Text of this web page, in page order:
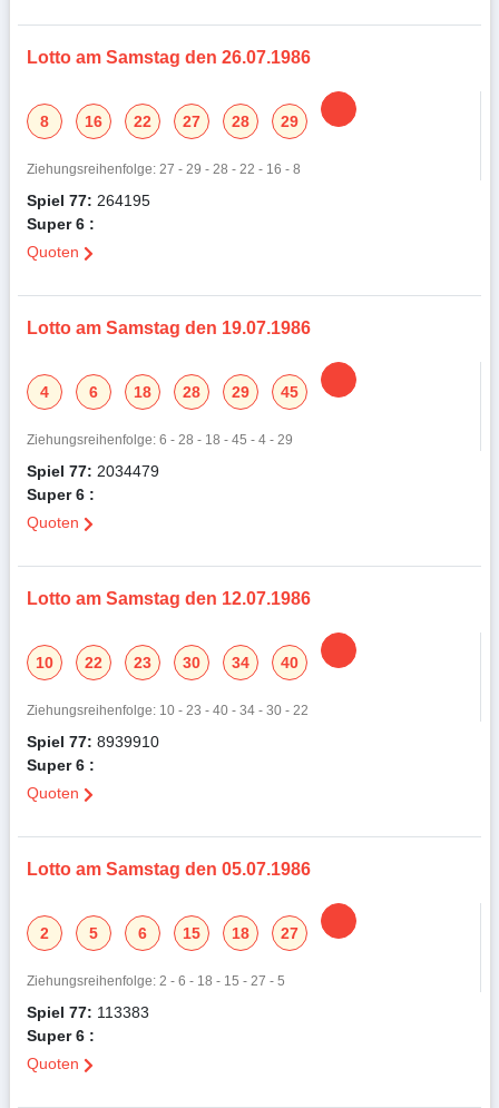
Lotto am Samstag den 26.07.1986
8 16 22 27 28 29
Ziehungsreihenfolge: 27 - 29 - 28 - 22 - 16 - 8
Spiel 77: 264195
Super 6 :
Quoten
Lotto am Samstag den 19.07.1986
4 6 18 28 29 45
Ziehungsreihenfolge: 6 - 28 - 18 - 45 - 4 - 29
Spiel 77: 2034479
Super 6 :
Quoten
Lotto am Samstag den 12.07.1986
10 22 23 30 34 40
Ziehungsreihenfolge: 10 - 23 - 40 - 34 - 30 - 22
Spiel 77: 8939910
Super 6 :
Quoten
Lotto am Samstag den 05.07.1986
2 5 6 15 18 27
Ziehungsreihenfolge: 2 - 6 - 18 - 15 - 27 - 5
Spiel 77: 113383
Super 6 :
Quoten